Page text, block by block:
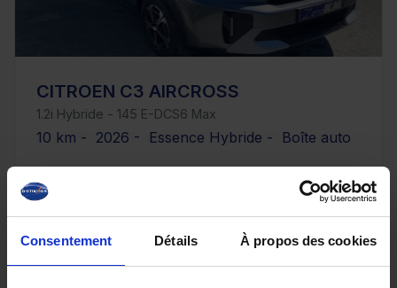
Consentement Détails À propos des cookies
CITROEN C3 AIRCROSS
1.2i Hybride - 145 E-DCS6 Max
10 km - 2026 - Essence Hybride - Boîte auto
25 480€